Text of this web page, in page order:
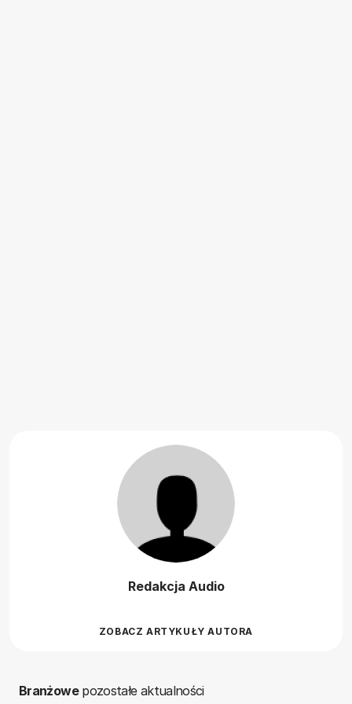
Redakcja Audio
ZOBACZ ARTYKUŁY AUTORA
Branżowepozostałe aktualności